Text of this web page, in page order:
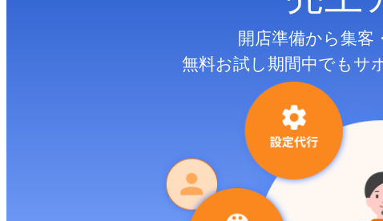
開店準備から集客
無料お試し期間中でもサ